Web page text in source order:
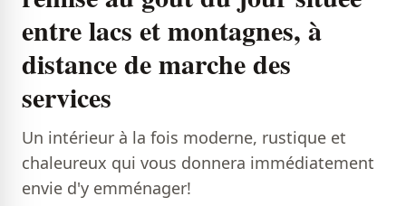
entre lacs et montagnes, à
distance de marche des
services
Un intérieur à la fois moderne, rustique et
chaleureux qui vous donnera immédiatement
envie d'y emménager!